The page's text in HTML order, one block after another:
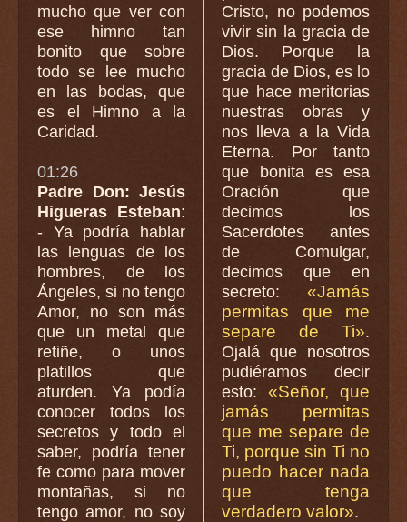
mucho que ver con
ese himno tan
bonito que sobre
todo se lee mucho
en las bodas, que
es el Himno a la
Caridad.
01:26
Padre Don: Jesús
Higueras Esteban:
- Ya podría hablar
las lenguas de los
hombres, de los
Ángeles, si no tengo
Amor, no son más
que un metal que
retiñe, o unos
platillos que
aturden. Ya podía
conocer todos los
secretos y todo el
saber, podría tener
fe como para mover
montañas, si no
tengo amor, no soy
Cristo, no podemos
vivir sin la gracia de
Dios. Porque la
gracia de Dios, es lo
que hace meritorias
nuestras obras y
nos lleva a la Vida
Eterna. Por tanto
que bonita es esa
Oración que
decimos los
Sacerdotes antes
de Comulgar,
decimos que en
secreto: «Jamás
permitas que me
separe de Ti».
Ojalá que nosotros
pudiéramos decir
esto: «Señor, que
jamás permitas
que me separe de
Ti, porque sin Ti no
puedo hacer nada
que tenga
verdadero valor».